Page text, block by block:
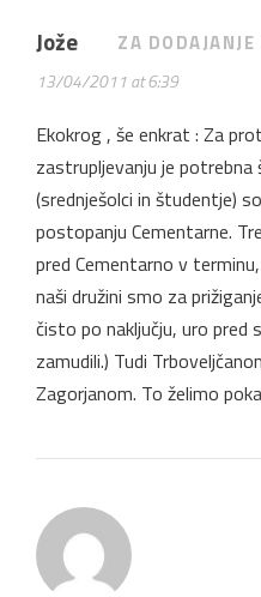
Jože
13/04/2011 at 6:39
ZA
Ekokrog , še enkrat : Za
zastrupljevanju je potrebna
(srednješolci in študentje)
postopanju Cementarne.
pred Cementarno v
naši družini smo za
čisto po naključju, uro pred
zamudili.) Tudi
Zagorjanom. To želimo